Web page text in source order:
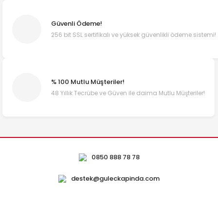
Güvenli Ödeme!
256 bit SSL sertifikalı ve yüksek güvenlikli ödeme sistemi!
% 100 Mutlu Müşteriler!
48 Yıllık Tecrübe ve Güven ile daima Mutlu Müşteriler!
0850 888 78 78
destek@guleckapinda.com